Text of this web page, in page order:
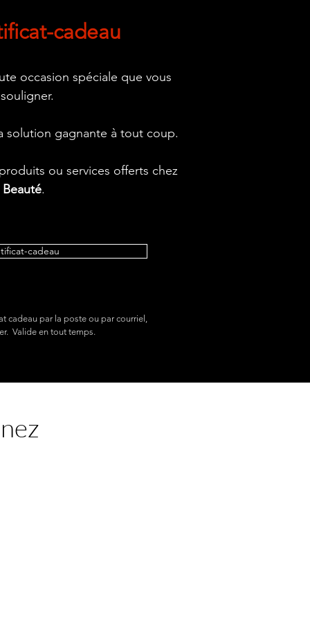
cadeau
occasion spéciale que vous
solution gagnante à tout coup.
ou services offerts chez
.
cadeau
cadeau par la poste ou par courriel,
Valide en tout temps.